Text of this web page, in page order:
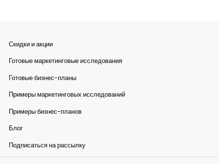
Скидки и акции
Готовые маркетинговые исследования
Готовые бизнес-планы
Примеры маркетинговых исследований
Примеры бизнес-планов
Блог
Подписаться на рассылку